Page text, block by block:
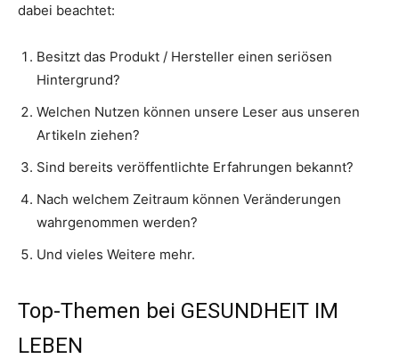
dabei beachtet:
Besitzt das Produkt / Hersteller einen seriösen
Hintergrund?
Welchen Nutzen können unsere Leser aus unseren
Artikeln ziehen?
Sind bereits veröffentlichte Erfahrungen bekannt?
Nach welchem Zeitraum können Veränderungen
wahrgenommen werden?
Und vieles Weitere mehr.
Top-Themen bei GESUNDHEIT IM
LEBEN